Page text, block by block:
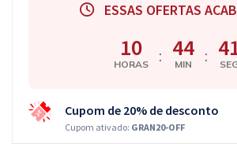
ESSAS OFERTAS
10
HORAS : 44
MIN :
Cupom de 20% de desconto
Cupom ativado: GRAN20-OFF